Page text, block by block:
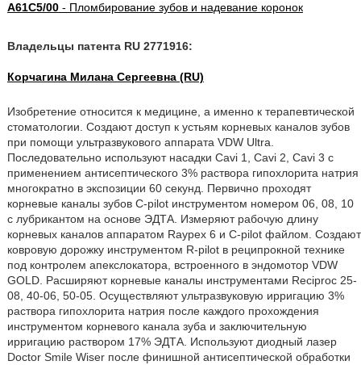
A61C5/00- Пломбирование зубов и надевание коронок
Владельцы патента RU 2771916:
Корчагина Милана Сергеевна (RU)
Изобретение относится к медицине, а именно к терапевтической
стоматологии. Создают доступ к устьям корневых каналов зубов
при помощи ультразвукового аппарата VDW Ultra.
Последовательно используют насадки Cavi 1, Cavi 2, Cavi 3 с
применением антисептического 3% раствора гипохлорита натрия
многократно в экспозиции 60 секунд. Первично проходят
корневые каналы зубов C-pilot инструментом номером 06, 08, 10
с лубрикантом на основе ЭДТА. Измеряют рабочую длину
корневых каналов аппаратом Raypex 6 и C-pilot файлом. Создают
ковровую дорожку инструментом R-pilot в реципрокной технике
под контролем апекслокатора, встроенного в эндомотор VDW
GOLD. Расширяют корневые каналы инструментами Reciproc 25-
08, 40-06, 50-05. Осуществляют ультразвуковую ирригацию 3%
раствора гипохлорита натрия после каждого прохождения
инструментом корневого канала зуба и заключительную
ирригацию раствором 17% ЭДТА. Используют диодный лазер
Doctor Smile Wiser после финишной антисептической обработки